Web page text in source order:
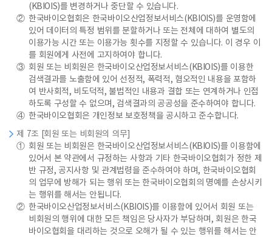
(KBIOIS)를 변경하거나 중단할 수 있습니다.
② 한국바이오협회은 한국바이오산업정보서비스(KBIOIS)를 운영함에
있어 데이터의 특정 범위를 분할하거나 또는 전체에 대하여 별도의
이용가능 시간 또는 이용가능 횟수를 지정할 수 있습니다. 이 경우 이
를 회원에게 사전에 고지하여야 합니다.
③ 회원 또는 비회원은 한국바이오산업정보서비스(KBIOIS)를 이용한
검색결과를 노출함에 있어 선정적, 폭력적, 혐오적인 내용을 포함하
여 반사회적, 비도덕적, 불법적인 내용과 결합 또는 연계하거나 인접
하도록 구성할 수 없으며, 검색결과의 공공성을 준수하여야 합니다.
④ 한국바이오협회은 개인정보 보호정책을 공시하고 준수합니다.
제 7조 [회원 또는 비회원의 의무]
① 회원 또는 비회원은 한국바이오산업정보서비스(KBIOIS)를 이용함에
있어서 본 약관에서 규정하는 사항과 기타 한국바이오협회가 정한 제
반 규정, 공지사항 및 관계법령을 준수하여야 하며, 한국바이오협회
의 업무에 방해가 되는 행위 또는 한국바이오협회의 명예를 손상시키
는 행위를 해서는 안됩니다.
② 한국바이오산업정보서비스(KBIOIS)를 이용함에 있어서 회원 또는
비회원의 행위에 대한 모든 책임은 당사자가 부담하며, 회원은 한국
바이오협회을 대리하는 것으로 오해가 될 수 있는 행위를 해서는 안